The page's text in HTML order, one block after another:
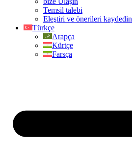
Temsil talebi
Eleştiri ve önerileri kaydedin
Türkçe
Arapça
Kürtçe
Farsça